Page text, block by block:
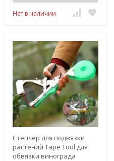
Нет в наличии
Степлер для подвязки
растений Tape Tool для
обвязки винограда